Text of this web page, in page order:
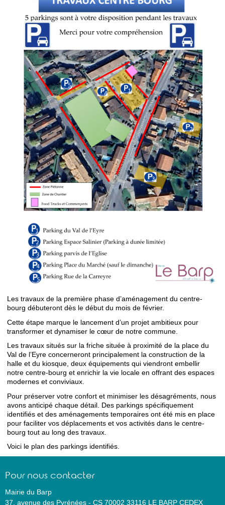
Les travaux de la première phase d’aménagement du centre-
bourg débuteront dès le début du mois de février.
Cette étape marque le lancement d’un projet ambitieux pour
transformer et dynamiser le cœur de notre commune.
Les travaux situés sur la friche située à proximité de la place du
Val de l’Eyre concerneront principalement la construction de la
halle et du kiosque, deux équipements qui viendront embellir
notre centre-bourg et enrichir la vie locale en offrant des espaces
modernes et conviviaux.
Pour préserver votre confort et minimiser les désagréments, nous
avons anticipé chaque détail. Des parkings spécifiquement
identifiés et des aménagements temporaires ont été mis en place
pour faciliter vos déplacements et vos activités dans le centre-
bourg tout au long des travaux.
Voici le plan des parkings identifiés.
Pour nous contacter
Mairie du Barp
37, avenue des Pyrénées - CS 70002 33116 LE BARP CEDEX